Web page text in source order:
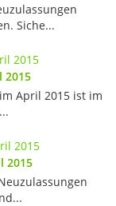
Siche...
2015
April 2015 ist im
2015